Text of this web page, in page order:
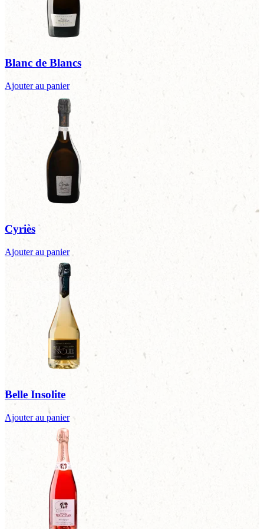
Blanc de Blancs
Ajouter au panier
Cyriès
Ajouter au panier
Belle Insolite
Ajouter au panier